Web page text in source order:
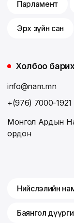
Парламент
Эрх зүйн сан
Холбоо барих
info@nam.mn
+(976) 7000-1921
Монгол Ардын
ордон
Нийслэлийн
Баянгол